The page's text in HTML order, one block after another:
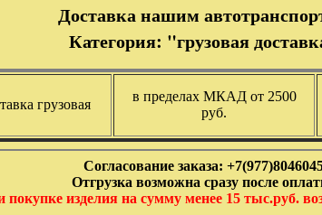
Доставка нашим
Категория: "грузовая
грузовая
в пределах МКАД от 2500
руб.
Согласование заказа:
Отгрузка возможна сразу после
покупке изделия на сумму менее 15 тыс.руб.